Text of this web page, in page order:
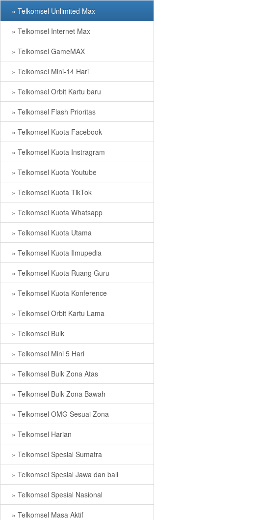
» Telkomsel Unlimited Max
» Telkomsel Internet Max
» Telkomsel GameMAX
» Telkomsel Mini-14 Hari
» Telkomsel Orbit Kartu baru
» Telkomsel Flash Prioritas
» Telkomsel Kuota Facebook
» Telkomsel Kuota Instragram
» Telkomsel Kuota Youtube
» Telkomsel Kuota TikTok
» Telkomsel Kuota Whatsapp
» Telkomsel Kuota Utama
» Telkomsel Kuota Ilmupedia
» Telkomsel Kuota Ruang Guru
» Telkomsel Kuota Konference
» Telkomsel Orbit Kartu Lama
» Telkomsel Bulk
» Telkomsel Mini 5 Hari
» Telkomsel Bulk Zona Atas
» Telkomsel Bulk Zona Bawah
» Telkomsel OMG Sesuai Zona
» Telkomsel Harian
» Telkomsel Spesial Sumatra
» Telkomsel Spesial Jawa dan bali
» Telkomsel Spesial Nasional
» Telkomsel Masa Aktif